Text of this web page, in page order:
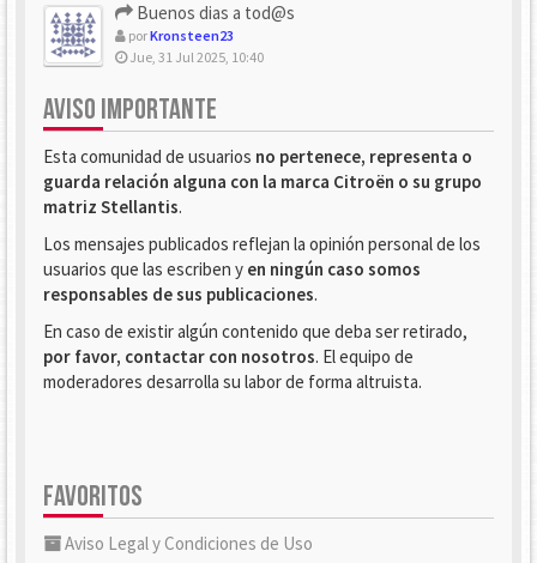
Buenos dias a tod@s
porKronsteen23
Jue, 31 Jul 2025, 10:40
AVISO IMPORTANTE
Esta comunidad de usuarios no pertenece, representa o
guarda relación alguna con la marca Citroën o su grupo
matriz Stellantis.
Los mensajes publicados reflejan la opinión personal de los
usuarios que las escriben y en ningún caso somos
responsables de sus publicaciones.
En caso de existir algún contenido que deba ser retirado,
por favor, contactar con nosotros. El equipo de
moderadores desarrolla su labor de forma altruista.
FAVORITOS
Aviso Legal y Condiciones de Uso